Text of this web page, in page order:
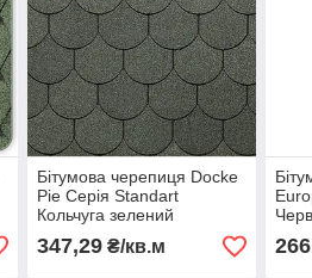
Бітумова черепиця Docke
Pie Серія Standart
Кольчуга зелений
347,29₴/кв.м